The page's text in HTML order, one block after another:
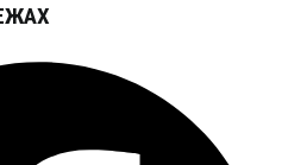
ВМІСТОМ